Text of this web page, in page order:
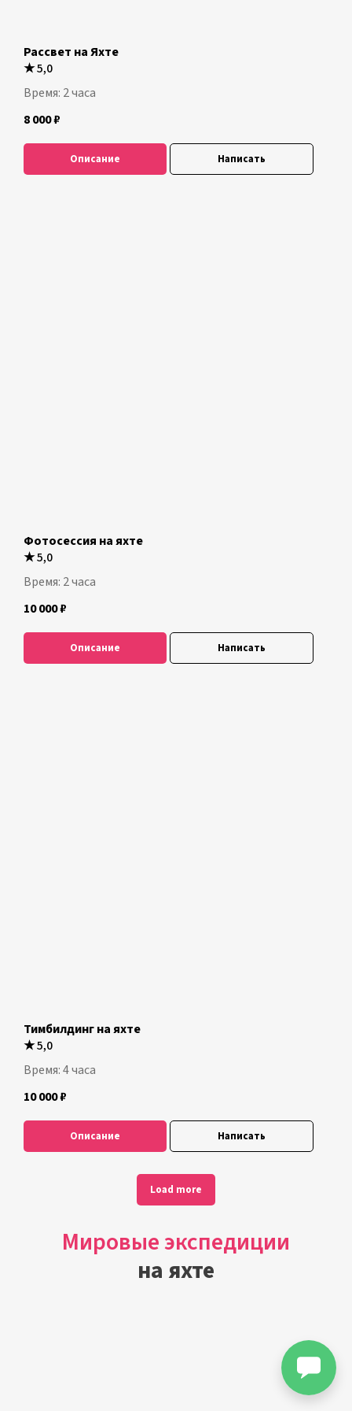
Рассвет на Яхте
★5,0
Время: 2 часа
8 000₽
Описание Написать
Фотосессия на яхте
★5,0
Время: 2 часа
10 000₽
Описание Написать
Тимбилдинг на яхте
★5,0
Время: 4 часа
10 000₽
Описание Написать
Load more
Мировые экспедиции
на яхте